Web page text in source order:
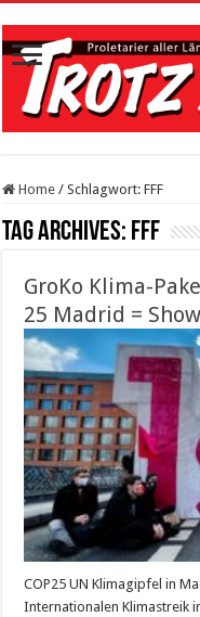
Home / Schlagwort:FFF
Tag Archives: FFF
GroKo Klima-
25 Madrid =
COP25 UN Klimagipfel in
Internationalen Klimastreik